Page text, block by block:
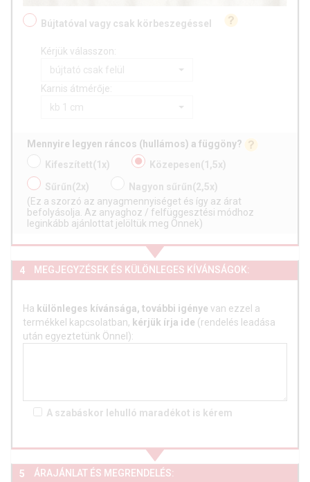
Bújtatóval vagy csak körbeszegéssel
Kérjük válasszon:
bújtató csak felül
Karnis átmérője:
kb 1 cm
Mennyire legyen ráncos (hullámos) a függöny?
Kifeszített(1x) Közepesen(1,5x)
Sűrűn(2x) Nagyon sűrűn(2,5x)
(Ez a szorzó az anyagmennyiséget és így az árat
befolyásolja. Az anyaghoz / felfüggesztési módhoz
leginkább ajánlottat jelöltük meg Önnek)
4 MEGJEGYZÉSEK ÉS KÜLÖNLEGES KÍVÁNSÁGOK:
Ha különleges kívánsága, további igénye van ezzel a
termékkel kapcsolatban, kérjük írja ide (rendelés leadása
után egyeztetünk Önnel):
A szabáskor lehulló maradékot is kérem
5 ÁRAJÁNLAT ÉS MEGRENDELÉS: